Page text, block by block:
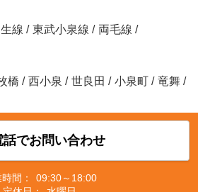
線 / 東武小泉線 / 両毛線 /
橋 / 西小泉 / 世良田 / 小泉町 / 竜舞 /
話でお問い合わせ
間：
09:30～18:00